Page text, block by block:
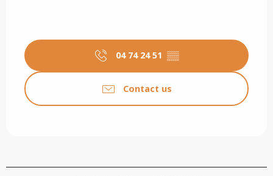
04 74 24 51 ▒▒
Contact us